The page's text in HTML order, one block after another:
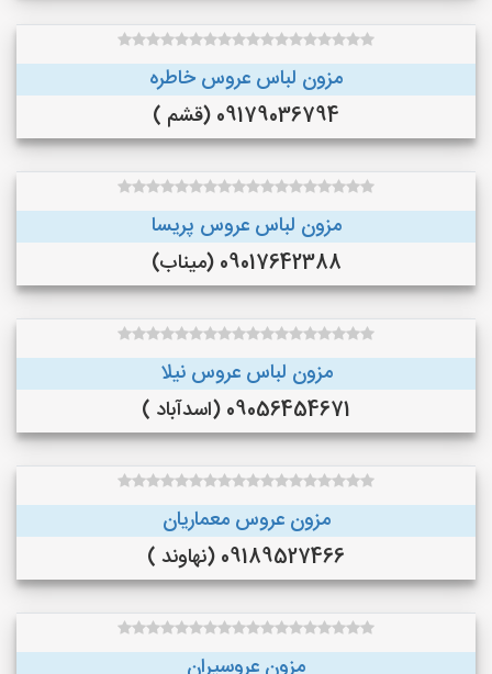
مزون لباس عروس خاطره
09179036794 (قشم )
مزون لباس عروس پریسا
09017642388 (میناب)
مزون لباس عروس نیلا
09056454671 (اسدآباد )
مزون عروس معماریان
09189527466 (نهاوند )
مزون عروسیران